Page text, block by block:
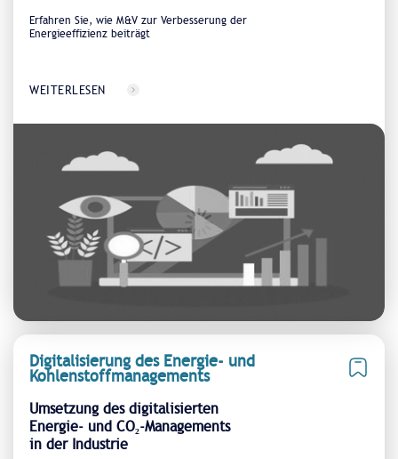
Erfahren Sie, wie M&V zur Verbesserung der
Energieeffizienz beiträgt
WEITERLESEN
Digitalisierung des Energie- und
Kohlenstoffmanagements
Umsetzung des digitalisierten
Energie- und CO₂-Managements
in der Industrie